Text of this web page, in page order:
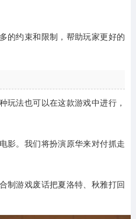
的约束和限制，帮助玩家更好的
玩法也可以在这款游戏中进行，
影。我们将扮演原华来对付抓走
制游戏废话把夏洛特、秋雅打回